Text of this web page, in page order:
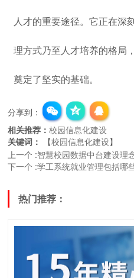
人才的重要途径。它正在深
理方式乃至人才培养的格局
奠定了坚实的基础。
分享到：
相关推荐：校园信息化建设
关键词：
【校园信息化建设】
上一个 :智慧校园数据中台建设理
下一个 :学工系统就业管理包括哪
热门推荐：